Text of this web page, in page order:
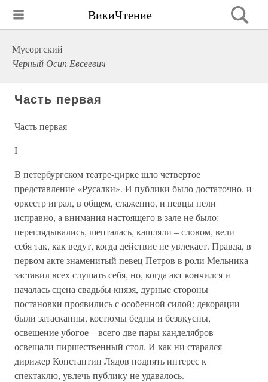
ВикиЧтение
Мусоргский
Черный Осип Евсеевич
Часть первая
Часть первая
I
В петербургском театре-цирке шло четвертое
представление «Русалки». И публики было достаточно, и
оркестр играл, в общем, слаженно, и певцы пели
исправно, а внимания настоящего в зале не было:
переглядывались, шепталась, кашляли – словом, вели
себя так, как ведут, когда действие не увлекает. Правда, в
первом акте знаменитый певец Петров в роли Мельника
заставил всех слушать себя, но, когда акт кончился и
началась сцена свадьбы князя, дурные стороны
постановки проявились с особенной силой: декорации
были затасканны, костюмы бедны и безвкусны,
освещение убогое – всего две пары канделябров
освещали пиршественный стол. И как ни старался
дирижер Константин Лядов поднять интерес к
спектаклю, увлечь публику не удавалось.